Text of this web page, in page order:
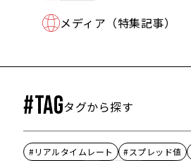
メディア（特集記事）
#TAGタグから探す
#リアルタイムレート #スプレッド値